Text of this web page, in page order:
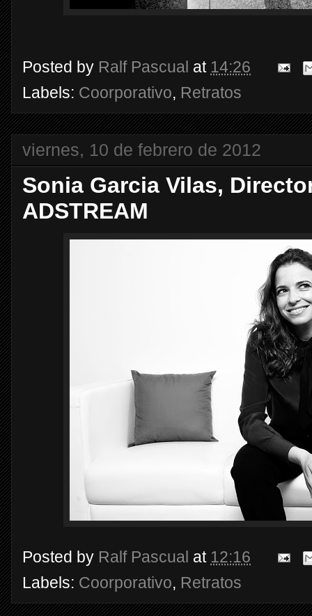
Posted by Ralf Pascual at 14:26
Labels: Coorporativo, Retratos
viernes, 10 de febrero de 2012
Sonia Garcia Vilas,
ADSTREAM
Posted by Ralf Pascual at 12:16
Labels: Coorporativo, Retratos